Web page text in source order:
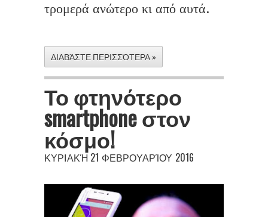
τρομερά ανώτερο κι από αυτά.
ΔΙΑΒΆΣΤΕ ΠΕΡΙΣΣΌΤΕΡΑ »
Το φτηνότερο
smartphone στον
κόσμο!
ΚΥΡΙΑΚΉ 21 ΦΕΒΡΟΥΑΡΊΟΥ 2016